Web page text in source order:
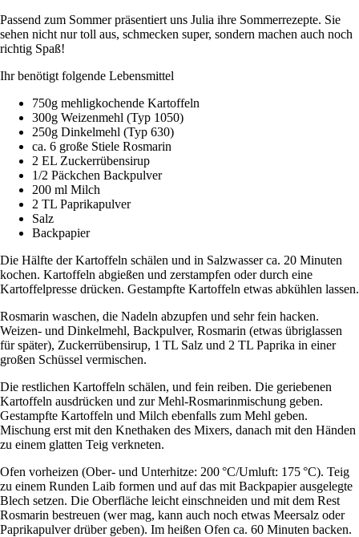
Passend zum Sommer präsentiert uns Julia ihre Sommerrezepte. Sie
sehen nicht nur toll aus, schmecken super, sondern machen auch noch
richtig Spaß!
Ihr benötigt folgende Lebensmittel
750g mehligkochende Kartoffeln
300g Weizenmehl (Typ 1050)
250g Dinkelmehl (Typ 630)
ca. 6 große Stiele Rosmarin
2 EL Zuckerrübensirup
1/2 Päckchen Backpulver
200 ml Milch
2 TL Paprikapulver
Salz
Backpapier
Die Hälfte der Kartoffeln schälen und in Salzwasser ca. 20 Minuten
kochen. Kartoffeln abgießen und zerstampfen oder durch eine
Kartoffelpresse drücken. Gestampfte Kartoffeln etwas abkühlen lassen.
Rosmarin waschen, die Nadeln abzupfen und sehr fein hacken.
Weizen- und Dinkelmehl, Backpulver, Rosmarin (etwas übriglassen
für später), Zuckerrübensirup, 1 TL Salz und 2 TL Paprika in einer
großen Schüssel vermischen.
Die restlichen Kartoffeln schälen, und fein reiben. Die geriebenen
Kartoffeln ausdrücken und zur Mehl-Rosmarinmischung geben.
Gestampfte Kartoffeln und Milch ebenfalls zum Mehl geben.
Mischung erst mit den Knethaken des Mixers, danach mit den Händen
zu einem glatten Teig verkneten.
Ofen vorheizen (Ober- und Unterhitze: 200 °C/Umluft: 175 °C). Teig
zu einem Runden Laib formen und auf das mit Backpapier ausgelegte
Blech setzen. Die Oberfläche leicht einschneiden und mit dem Rest
Rosmarin bestreuen (wer mag, kann auch noch etwas Meersalz oder
Paprikapulver drüber geben). Im heißen Ofen ca. 60 Minuten backen.